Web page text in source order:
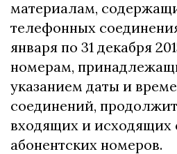
материалам,
телефонных
января по 31 декабря
номерам,
указанием даты и
соединений,
входящих и исходящих
абонентских номеров.